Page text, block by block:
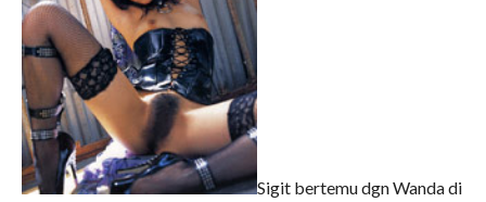
Sigit bertemu dgn Wanda di